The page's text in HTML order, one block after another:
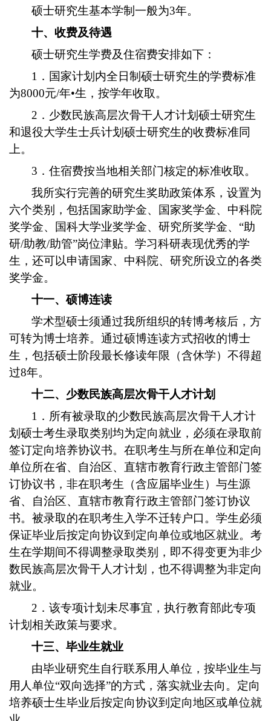
硕士研究生基本学制一般为3年。
十、收费及待遇
硕士研究生学费及住宿费安排如下：
1．国家计划内全日制硕士研究生的学费标准
为8000元/年•生，按学年收取。
2．少数民族高层次骨干人才计划硕士研究生
和退役大学生士兵计划硕士研究生的收费标准同
上。
3．住宿费按当地相关部门核定的标准收取。
我所实行完善的研究生奖助政策体系，设置为
六个类别，包括国家助学金、国家奖学金、中科院
奖学金、国科大学业奖学金、研究所奖学金、“助
研/助教/助管”岗位津贴。学习科研表现优秀的学
生，还可以申请国家、中科院、研究所设立的各类
奖学金。
十一、硕博连读
学术型硕士须通过我所组织的转博考核后，方
可转为博士培养。通过硕博连读方式招收的博士
生，包括硕士阶段最长修读年限（含休学）不得超
过8年。
十二、少数民族高层次骨干人才计划
1．所有被录取的少数民族高层次骨干人才计
划硕士考生录取类别均为定向就业，必须在录取前
签订定向培养协议书。在职考生与所在单位和定向
单位所在省、自治区、直辖市教育行政主管部门签
订协议书，非在职考生（含应届毕业生）与生源
省、自治区、直辖市教育行政主管部门签订协议
书。被录取的在职考生入学不迁转户口。学生必须
保证毕业后按定向协议到定向单位或地区就业。考
生在学期间不得调整录取类别，即不得变更为非少
数民族高层次骨干人才计划，也不得调整为非定向
就业。
2．该专项计划未尽事宜，执行教育部此专项
计划相关政策与要求。
十三、毕业生就业
由毕业研究生自行联系用人单位，按毕业生与
用人单位“双向选择”的方式，落实就业去向。定向
培养硕士生毕业后按定向协议到定向地区或单位就